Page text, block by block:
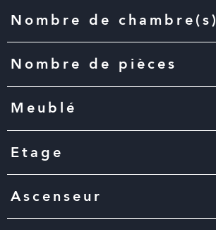
Nombre de chambre(s)
Nombre de pièces
Meublé
Etage
Ascenseur